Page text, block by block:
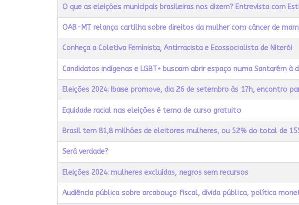
Título Acessos
O que as eleições municipais brasileiras nos dizem? Entrevista com
OAB-MT relança cartilha sobre direitos da mulher com câncer de
Conheça a Coletiva Feminista, Antirracista e Ecossocialista de Niterói
Candidatos indígenas e LGBT+ buscam abrir espaço numa Santarém à
Eleições 2024: Ibase promove, dia 26 de setembro às 17h, encontro
Equidade racial nas eleições é tema de curso gratuito
Brasil tem 81,8 milhões de eleitores mulheres, ou 52% do total de
Será verdade?
Eleições 2024: mulheres excluídas, negros sem recursos
Audiência pública sobre arcabouço fiscal, dívida pública, política